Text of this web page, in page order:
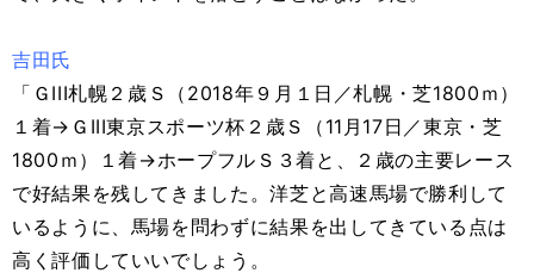
吉田氏
「ＧIII札幌２歳Ｓ（2018年９月１日／札幌・芝1800ｍ）
１着→ＧIII東京スポーツ杯２歳Ｓ（11月17日／東京・芝
1800ｍ）１着→ホープフルＳ３着と、２歳の主要レース
で好結果を残してきました。洋芝と高速馬場で勝利して
いるように、馬場を問わずに結果を出してきている点は
高く評価していいでしょう。